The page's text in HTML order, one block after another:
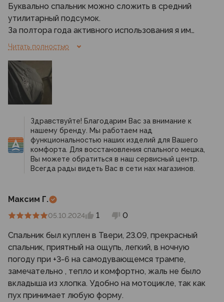
Буквально спальник можно сложить в средний
утилитарный подсумок.
За полтора года активного использования я им
доволен на 150%, даже мышам он очень
Рекомендую к покупке!
Читать полностью
Здравствуйте! Благодарим Вас за внимание к
нашему бренду. Мы работаем над
функциональностью наших изделий для Вашего
комфорта. Для восстановления спального мешка,
Вы можете обратиться в наш сервисный центр.
Всегда рады видеть Вас в сети нах магазинов.
Максим Г.
05.10.2024 1 0
Спальник был куплен в Твери, 23.09, прекрасный
спальник, приятный на ощупь, легкий, в ночную
погоду при +3-6 на самодувающемся трампе,
замечательно , тепло и комфортно, жаль не было
вкладыша из хлопка. Удобно на мотоцикле, так как
пух принимает любую форму.